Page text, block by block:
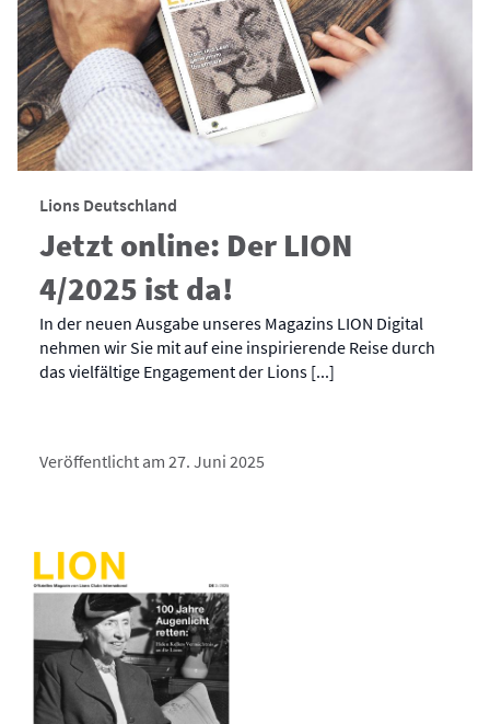
Lions Deutschland
Jetzt online: Der LION
4/2025 ist da!
In der neuen Ausgabe unseres Magazins LION Digital
nehmen wir Sie mit auf eine inspirierende Reise durch
das vielfältige Engagement der Lions [...]
Veröffentlicht am 27. Juni 2025